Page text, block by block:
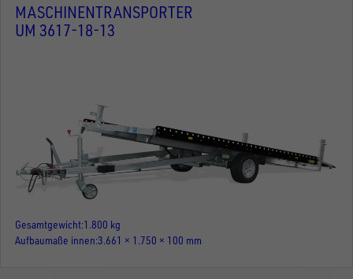
MASCHINENTRANSPORTER
UM 3617-18-13
Gesamtgewicht 1.800 kg
Aufbaumaße innen 3.661 × 1.750 × 100 mm